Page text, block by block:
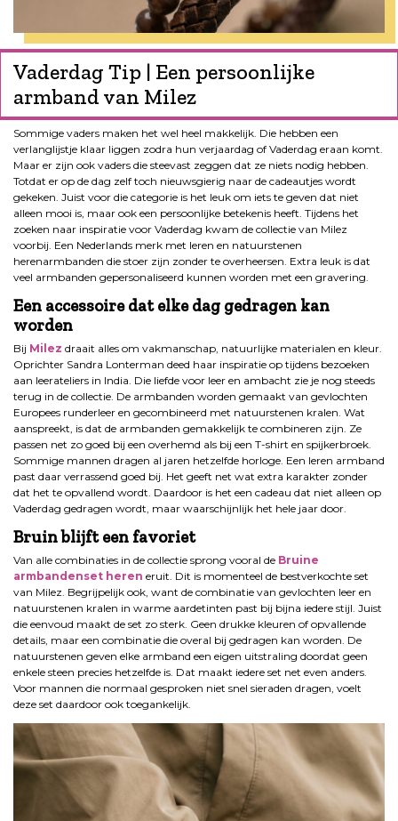
Vaderdag Tip | Een persoonlijke
armband van Milez
Sommige vaders maken het wel heel makkelijk. Die hebben een
verlanglijstje klaar liggen zodra hun verjaardag of Vaderdag eraan komt.
Maar er zijn ook vaders die steevast zeggen dat ze niets nodig hebben.
Totdat er op de dag zelf toch nieuwsgierig naar de cadeautjes wordt
gekeken. Juist voor die categorie is het leuk om iets te geven dat niet
alleen mooi is, maar ook een persoonlijke betekenis heeft. Tijdens het
zoeken naar inspiratie voor Vaderdag kwam de collectie van Milez
voorbij. Een Nederlands merk met leren en natuurstenen
herenarmbanden die stoer zijn zonder te overheersen. Extra leuk is dat
veel armbanden gepersonaliseerd kunnen worden met een gravering.
Een accessoire dat elke dag gedragen kan
worden
Bij Milez draait alles om vakmanschap, natuurlijke materialen en kleur.
Oprichter Sandra Lonterman deed haar inspiratie op tijdens bezoeken
aan leerateliers in India. Die liefde voor leer en ambacht zie je nog steeds
terug in de collectie. De armbanden worden gemaakt van gevlochten
Europees runderleer en gecombineerd met natuurstenen kralen. Wat
aanspreekt, is dat de armbanden gemakkelijk te combineren zijn. Ze
passen net zo goed bij een overhemd als bij een T-shirt en spijkerbroek.
Sommige mannen dragen al jaren hetzelfde horloge. Een leren armband
past daar verrassend goed bij. Het geeft net wat extra karakter zonder
dat het te opvallend wordt. Daardoor is het een cadeau dat niet alleen op
Vaderdag gedragen wordt, maar waarschijnlijk het hele jaar door.
Bruin blijft een favoriet
Van alle combinaties in de collectie sprong vooral de Bruine
armbandenset heren eruit. Dit is momenteel de bestverkochte set
van Milez. Begrijpelijk ook, want de combinatie van gevlochten leer en
natuurstenen kralen in warme aardetinten past bij bijna iedere stijl. Juist
die eenvoud maakt de set zo sterk. Geen drukke kleuren of opvallende
details, maar een combinatie die overal bij gedragen kan worden. De
natuurstenen geven elke armband een eigen uitstraling doordat geen
enkele steen precies hetzelfde is. Dat maakt iedere set net even anders.
Voor mannen die normaal gesproken niet snel sieraden dragen, voelt
deze set daardoor ook toegankelijk.